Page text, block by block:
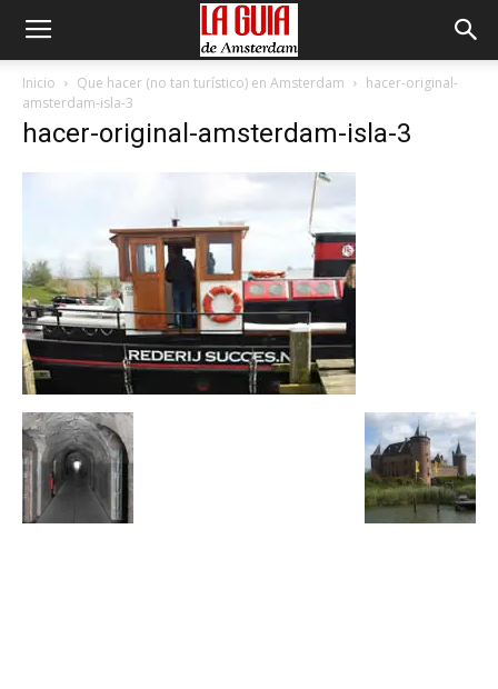
Inicio Que hacer (no tan turístico) en Amsterdam
hacer-original-
amsterdam-isla-3
hacer-original-amsterdam-isla-3